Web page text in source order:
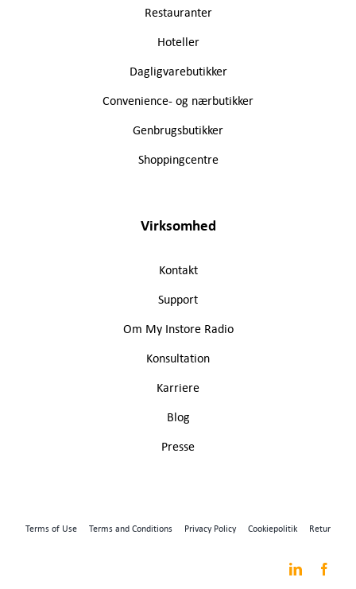
Restauranter
Hoteller
Dagligvarebutikker
Convenience- og nærbutikker
Genbrugsbutikker
Shoppingcentre
Virksomhed
Kontakt
Support
Om My Instore Radio
Konsultation
Karriere
Blog
Presse
Terms of Use Terms and Conditions Privacy Policy Cookiepolitik Retur